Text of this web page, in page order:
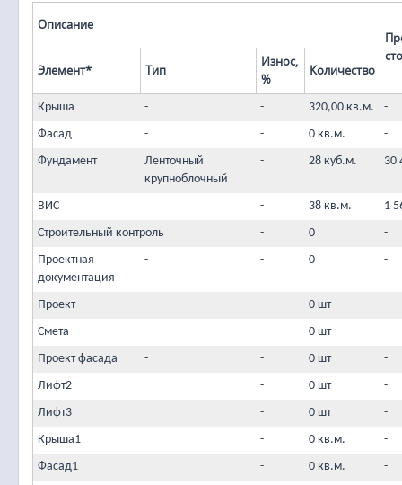
Описание
Элемент*
Тип
Износ,
%
Количество
Крыша - - 320,00 кв.м.
-
Фасад
- - 0 кв.м.
-
Фундамент
Ленточный
крупноблочный
- 28 куб.м. 30
ВИС - 38 кв.м.
1
Строительный контроль
- 0
-
Проектная
документация
- - 0 -
Проект - - 0 шт
-
Смета
- - 0 шт
-
Проект фасада
- - 0 шт
-
Лифт2
- 0 шт
-
Лифт3
- 0 шт
-
Крыша1
- 0 кв.м.
-
Фасад1
- 0 кв.м.
-